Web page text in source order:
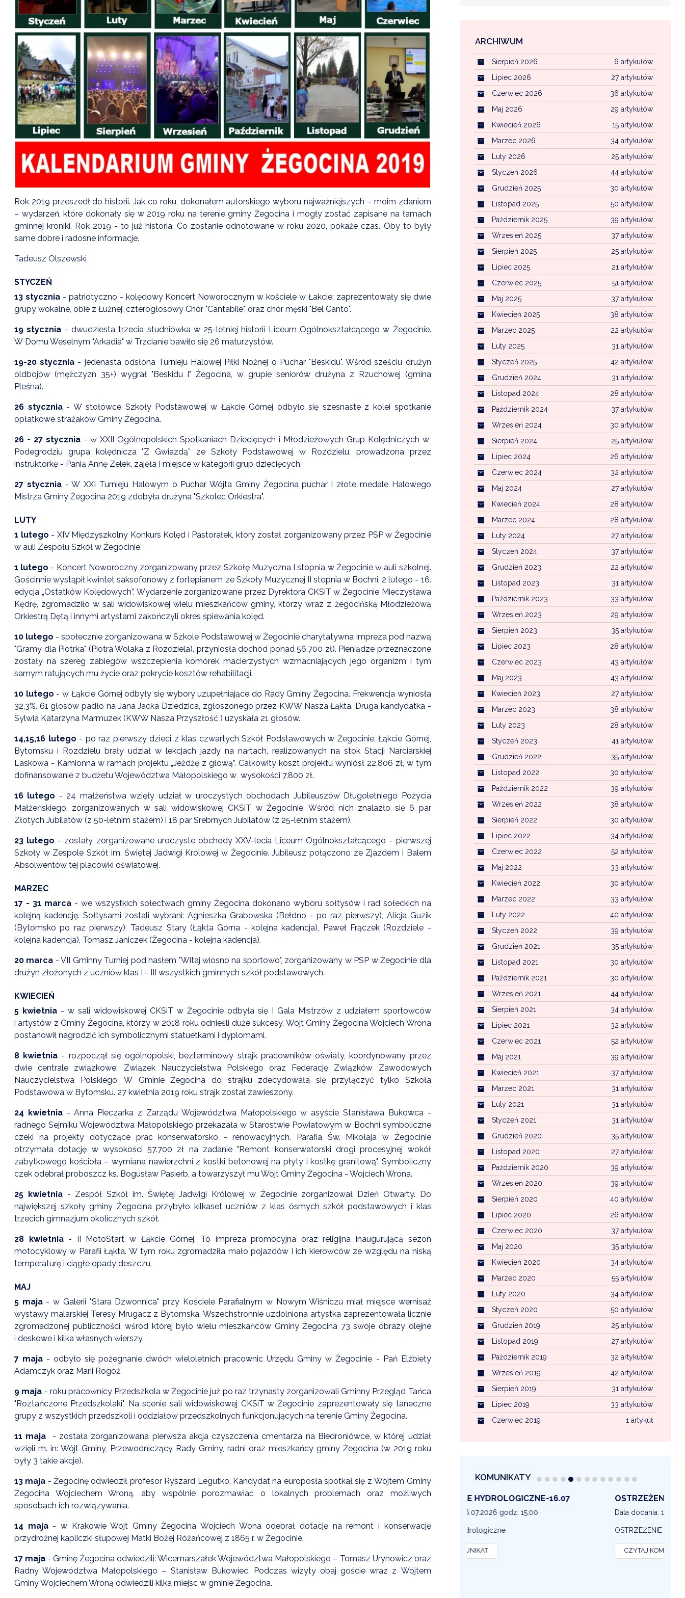
ZDROWIE
ROLNICTWO
CZYSTE POWIETRZE EKOINTERWENCJA
WFOŚ CZYSTE POWIETRZE
CENTRALNA EWIDENCJA EMISYJNOŚCI
GOSPODARKA ODPADAMI KOMUNALNYMI
KOMUNIKACJA
PRZYDATNE STRONY
Rok 2019 przeszedł do historii. Jak co roku, dokonałem autorskiego wyboru najważniejszych – moim zdaniem
– wydarzeń, które dokonały się w 2019 roku na terenie gminy Żegocina i mogły zostać zapisane na łamach
gminnej kroniki. Rok 2019 - to już historia. Co zostanie odnotowane w roku 2020, pokaże czas. Oby to były
same dobre i radosne informacje.
Tadeusz Olszewski
STYCZEŃ
13 stycznia- patriotyczno - kolędowy Koncert Noworocznym w kościele w Łakcie; zaprezentowały się dwie
grupy wokalne, obie z Łużnej: czterogłosowy Chór "Cantabile", oraz chór męski "Bel Canto".
19 stycznia - dwudziesta trzecia studniówka w 25-letniej historii Liceum Ogólnokształcącego w Żegocinie.
W Domu Weselnym "Arkadia" w Trzcianie bawiło się 26 maturzystów.
19-20 stycznia - jedenasta odsłona Turnieju Halowej Piłki Nożnej o Puchar "Beskidu". Wśród sześciu drużyn
oldbojów (mężczyzn 35+) wygrał "Beskidu I" Żegocina, w grupie seniorów drużyna z Rzuchowej (gmina
Pleśna).
26 stycznia- W stołówce Szkoły Podstawowej w Łąkcie Górnej odbyło się szesnaste z kolei spotkanie
opłatkowe strażaków Gminy Żegocina.
26 - 27 stycznia- w XXII Ogólnopolskich Spotkaniach Dziecięcych i Młodzieżowych Grup Kolędniczych w
Podegrodziu grupa kolędnicza "Z Gwiazdą” ze Szkoły Podstawowej w Rozdzielu, prowadzona przez
instruktorkę - Panią Annę Zelek, zajęła I miejsce w kategorii grup dziecięcych.
27 stycznia- W XXI Turnieju Halowym o Puchar Wójta Gminy Żegocina puchar i złote medale Halowego
Mistrza Gminy Żegocina 2019 zdobyła drużyna "Szkolec Orkiestra".
LUTY
1 lutego - XIV Międzyszkolny Konkurs Kolęd i Pastorałek, który został zorganizowany przez PSP w Żegocinie
w auli Zespołu Szkół w Żegocinie.
1 lutego - Koncert Noworoczny zorganizowany przez Szkołę Muzyczna I stopnia w Żegocinie w auli szkolnej.
Gościnnie wystąpił kwintet saksofonowy z fortepianem ze Szkoły Muzycznej II stopnia w Bochni. 2 lutego - 16.
edycja „Ostatków Kolędowych”. Wydarzenie zorganizowane przez Dyrektora CKSiT w Żegocinie Mieczysława
Kędrę, zgromadziło w sali widowiskowej wielu mieszkańców gminy, którzy wraz z żegocińską Młodzieżową
Orkiestrą Dętą i innymi artystami zakończyli okres śpiewania kolęd.
10 lutego - społecznie zorganizowana w Szkole Podstawowej w Żegocinie charytatywna impreza pod nazwą
"Gramy dla Piotrka" (Piotra Wolaka z Rozdziela), przyniosła dochód ponad 56.700 zł). Pieniądze przeznaczone
zostały na szereg zabiegów wszczepienia komórek macierzystych wzmacniających jego organizm i tym
samym ratujących mu życie oraz pokrycie kosztów rehabilitacji.
10 lutego - w Łąkcie Górnej odbyły się wybory uzupełniające do Rady Gminy Żegocina. Frekwencja wyniosła
32,3%. 61 głosów padło na Jana Jacka Dziedzica, zgłoszonego przez KWW Nasza Łąkta. Druga kandydatka -
Sylwia Katarzyna Marmuzek (KWW Nasza Przyszłość ) uzyskała 21 głosów.
14,15,16 lutego - po raz pierwszy dzieci z klas czwartych Szkół Podstawowych w Żegocinie, Łąkcie Górnej,
Bytomsku i Rozdzielu brały udział w lekcjach jazdy na nartach, realizowanych na stok Stacji Narciarskiej
Laskowa - Kamionna w ramach projektu „Jeżdżę z głową”. Całkowity koszt projektu wyniósł 22.806 zł, w tym
dofinansowanie z budżetu Województwa Małopolskiego w wysokości 7.800 zł.
16 lutego - 24 małżeństwa wzięły udział w uroczystych obchodach Jubileuszów Długoletniego Pożycia
Małżeńskiego, zorganizowanych w sali widowiskowej CKSiT w Żegocinie. Wśród nich znalazło się 6 par
Złotych Jubilatów (z 50-letnim stażem) i 18 par Srebrnych Jubilatów (z 25-letnim stażem).
23 lutego - zostały zorganizowane uroczyste obchody XXV-lecia Liceum Ogólnokształcącego - pierwszej
Szkoły w Zespole Szkół im. Świętej Jadwigi Królowej w Żegocinie. Jubileusz połączono ze Zjazdem i Balem
Absolwentów tej placówki oświatowej.
MARZEC
17 - 31 marca- we wszystkich sołectwach gminy Żegocina dokonano wyboru sołtysów i rad sołeckich na
kolejną kadencję. Sołtysami zostali wybrani: Agnieszka Grabowska (Bełdno - po raz pierwszy), Alicja Guzik
(Bytomsko po raz pierwszy), Tadeusz Stary (Łąkta Górna - kolejna kadencja), Paweł Frączek (Rozdziele -
kolejna kadencja), Tomasz Janiczek (Żegocina - kolejna kadencja).
20 marca - VII Gminny Turniej pod hasłem "Witaj wiosno na sportowo", zorganizowany w PSP w Żegocinie dla
drużyn złożonych z uczniów klas I - III wszystkich gminnych szkół podstawowych.
KWIECIEŃ
5 kwietnia- w sali widowiskowej CKSiT w Żegocinie odbyła się I Gala Mistrzów z udziałem sportowców
i artystów z Gminy Żegocina, którzy w 2018 roku odnieśli duże sukcesy. Wójt Gminy Żegocina Wojciech Wrona
postanowił nagrodzić ich symbolicznymi statuetkami i dyplomami.
8 kwietnia - rozpoczął się ogólnopolski, bezterminowy strajk pracowników oświaty, koordynowany przez
dwie centrale związkowe: Związek Nauczycielstwa Polskiego oraz Federację Związków Zawodowych
Nauczycielstwa Polskiego. W Gminie Żegocina do strajku zdecydowała się przyłączyć tylko Szkoła
Podstawowa w Bytomsku. 27 kwietnia 2019 roku strajk został zawieszony.
24 kwietnia- Anna Pieczarka z Zarządu Województwa Małopolskiego w asyście Stanisława Bukowca -
radnego Sejmiku Województwa Małopolskiego przekazała w Starostwie Powiatowym w Bochni symboliczne
czeki na projekty dotyczące prac konserwatorsko - renowacyjnych. Parafia Św. Mikołaja w Żegocinie
otrzymała dotację w wysokości 57.700 zł na zadanie "Remont konserwatorski drogi procesyjnej wokół
zabytkowego kościoła – wymiana nawierzchni z kostki betonowej na płyty i kostkę granitową". Symboliczny
czek odebrał proboszcz ks. Bogusław Pasierb, a towarzyszył mu Wójt Gminy Żegocina - Wojciech Wrona.
25 kwietnia- Zespół Szkół im. Świętej Jadwigi Królowej w Żegocinie zorganizował Dzień Otwarty. Do
największej szkoły gminy Żegocina przybyło kilkaset uczniów z klas ósmych szkół podstawowych i klas
trzecich gimnazjum okolicznych szkół.
28 kwietnia- II MotoStart w Łąkcie Górnej. To impreza promocyjna oraz religijna inaugurującą sezon
motocyklowy w Parafii Łąkta. W tym roku zgromadziła mało pojazdów i ich kierowców ze względu na niską
temperaturę i ciągłe opady deszczu.
MAJ
5 maja- w Galerii "Stara Dzwonnica" przy Kościele Parafialnym w Nowym Wiśniczu miał miejsce wernisaż
wystawy malarskiej Teresy Mrugacz z Bytomska. Wszechstronnie uzdolniona artystka zaprezentowała licznie
zgromadzonej publiczności, wśród której było wielu mieszkańców Gminy Żegocina 73 swoje obrazy olejne
i deskowe i kilka własnych wierszy.
7 maja - odbyło się pożegnanie dwóch wieloletnich pracownic Urzędu Gminy w Żegocinie - Pań Elżbiety
Adamczyk oraz Marii Rogóż.
9 maja - roku pracownicy Przedszkola w Żegocinie już po raz trzynasty zorganizowali Gminny Przegląd Tańca
"Roztańczone Przedszkolaki". Na scenie sali widowiskowej CKSiT w Żegocinie zaprezentowały się taneczne
grupy z wszystkich przedszkoli i oddziałów przedszkolnych funkcjonujących na terenie Gminy Żegocina.
11 maja - została zorganizowana pierwsza akcja czyszczenia cmentarza na Biedroniówce, w której udział
wzięli m. in: Wójt Gminy, Przewodniczący Rady Gminy, radni oraz mieszkańcy gminy Żegocina (w 2019 roku
były 3 takie akcje).
13 maja - Żegocinę odwiedził profesor Ryszard Legutko. Kandydat na europosła spotkał się z Wójtem Gminy
Żegocina Wojciechem Wroną, aby wspólnie porozmawiać o lokalnych problemach oraz możliwych
sposobach ich rozwiązywania.
14 maja- w Krakowie Wójt Gminy Żegocina Wojciech Wona odebrał dotację na remont i konserwację
przydrożnej kapliczki słupowej Matki Bożej Różańcowej z 1865 r. w Żegocinie.
17 maja - Gminę Żegocina odwiedzili: Wicemarszałek Województwa Małopolskiego – Tomasz Urynowicz oraz
Radny Województwa Małopolskiego – Stanisław Bukowiec. Podczas wizyty obaj goście wraz z Wójtem
Gminy Wojciechem Wroną odwiedzili kilka miejsc w gminie Żegocina.
ARCHIWUM
6 artykułów
Sierpień 2026
27 artykułów
Lipiec 2026
36 artykułów
Czerwiec 2026
29 artykułów
Maj 2026
15 artykułów
Kwiecień 2026
34 artykułów
Marzec 2026
25 artykułów
Luty 2026
44 artykułów
Styczeń 2026
30 artykułów
Grudzień 2025
50 artykułów
Listopad 2025
39 artykułów
Październik 2025
37 artykułów
Wrzesień 2025
25 artykułów
Sierpień 2025
21 artykułów
Lipiec 2025
51 artykułów
Czerwiec 2025
37 artykułów
Maj 2025
38 artykułów
Kwiecień 2025
22 artykułów
Marzec 2025
31 artykułów
Luty 2025
42 artykułów
Styczeń 2025
31 artykułów
Grudzień 2024
28 artykułów
Listopad 2024
37 artykułów
Październik 2024
30 artykułów
Wrzesień 2024
25 artykułów
Sierpień 2024
26 artykułów
Lipiec 2024
32 artykułów
Czerwiec 2024
27 artykułów
Maj 2024
28 artykułów
Kwiecień 2024
28 artykułów
Marzec 2024
27 artykułów
Luty 2024
37 artykułów
Styczeń 2024
22 artykułów
Grudzień 2023
31 artykułów
Listopad 2023
33 artykułów
Październik 2023
29 artykułów
Wrzesień 2023
35 artykułów
Sierpień 2023
28 artykułów
Lipiec 2023
43 artykułów
Czerwiec 2023
43 artykułów
Maj 2023
27 artykułów
Kwiecień 2023
38 artykułów
Marzec 2023
28 artykułów
Luty 2023
41 artykułów
Styczeń 2023
35 artykułów
Grudzień 2022
30 artykułów
Listopad 2022
39 artykułów
Październik 2022
38 artykułów
Wrzesień 2022
30 artykułów
Sierpień 2022
34 artykułów
Lipiec 2022
52 artykułów
Czerwiec 2022
33 artykułów
Maj 2022
30 artykułów
Kwiecień 2022
33 artykułów
Marzec 2022
40 artykułów
Luty 2022
39 artykułów
Styczeń 2022
35 artykułów
Grudzień 2021
30 artykułów
Listopad 2021
30 artykułów
Październik 2021
44 artykułów
Wrzesień 2021
34 artykułów
Sierpień 2021
32 artykułów
Lipiec 2021
52 artykułów
Czerwiec 2021
39 artykułów
Maj 2021
37 artykułów
Kwiecień 2021
31 artykułów
Marzec 2021
31 artykułów
Luty 2021
31 artykułów
Styczeń 2021
35 artykułów
Grudzień 2020
27 artykułów
Listopad 2020
39 artykułów
Październik 2020
39 artykułów
Wrzesień 2020
40 artykułów
Sierpień 2020
26 artykułów
Lipiec 2020
37 artykułów
Czerwiec 2020
35 artykułów
Maj 2020
34 artykułów
Kwiecień 2020
55 artykułów
Marzec 2020
34 artykułów
Luty 2020
50 artykułów
Styczeń 2020
25 artykułów
Grudzień 2019
27 artykułów
Listopad 2019
32 artykułów
Październik 2019
42 artykułów
Wrzesień 2019
31 artykułów
Sierpień 2019
33 artykułów
Lipiec 2019
1 artykuł
Czerwiec 2019
KOMUNIKATY
17.07 21 LIPCA - ĆWICZENIA ALARM - 26
Data dodania: 17.07.2026 godz. 10:30
Aktualności Wydarzenia Alarm ALARM-26
OSTRZEŻENIE HYDROLOGICZNE-16.07
Ostrzeżenie hydrologiczne
OSTRZEŻENIE METEOROLOGICZNE 16-07
Data dodania: 16.07.2026 godz. 14:30
OSTRZEŻENIE METEOROLOGICZNE
CZYTAJ KOMUNIKAT